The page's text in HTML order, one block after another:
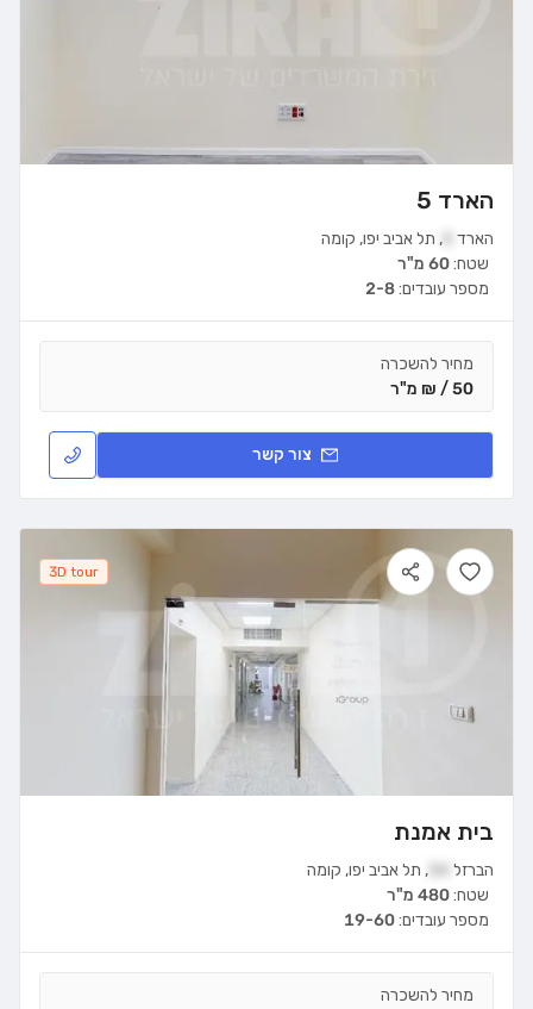
הארד 5
הארד , תל אביב יפו, קומה
שטח:60 מ"ר
מספר עובדים:2-8
מחיר להשכרה
50 / ₪ מ"ר
צור קשר
3D tour
בית אמנת
הברזל , תל אביב יפו, קומה
שטח:480 מ"ר
מספר עובדים:19-60
מחיר להשכרה